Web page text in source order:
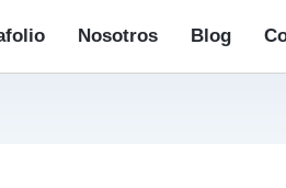
Nosotros Blog